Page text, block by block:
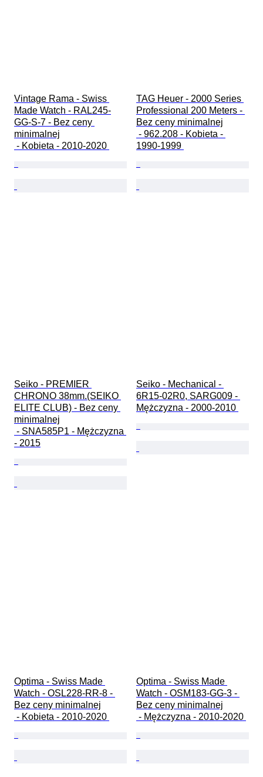
Vintage Rama - Swiss
Made Watch - RAL245-
GG-S-7 - Bez ceny
minimalnej
- Kobieta - 2010-2020
TAG Heuer - 2000 Series
Professional 200 Meters -
Bez ceny minimalnej
1990-1999
Seiko - PREMIER
CHRONO 38mm.(SEIKO
ELITE CLUB) - Bez ceny
minimalnej
- 2015
Seiko - Mechanical -
6R15-02R0, SARG009 -
Mężczyzna - 2000-2010
Optima - Swiss Made
Watch - OSL228-RR-8 -
Bez ceny minimalnej
- Kobieta - 2010-2020
Optima - Swiss Made
Watch - OSM183-GG-3 -
Bez ceny minimalnej
- Mężczyzna - 2010-2020